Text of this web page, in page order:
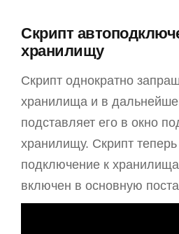
Скрипт
хранилищу
Скрипт однократно
хранилища и в
подставляет его в окно
хранилищу. Скрипт
подключение к
включен в основную